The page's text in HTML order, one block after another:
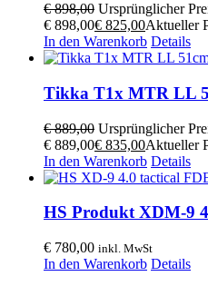
€898,00 Ursprünglicher
€ 898,00€ 825,00Aktueller
In den Warenkorb Details
Tikka T1x MTR LL
€889,00 Ursprünglicher
€ 889,00€ 835,00Aktueller
In den Warenkorb Details
HS Produkt XDM-9
€ 780,00 inkl. MwSt
In den Warenkorb Details